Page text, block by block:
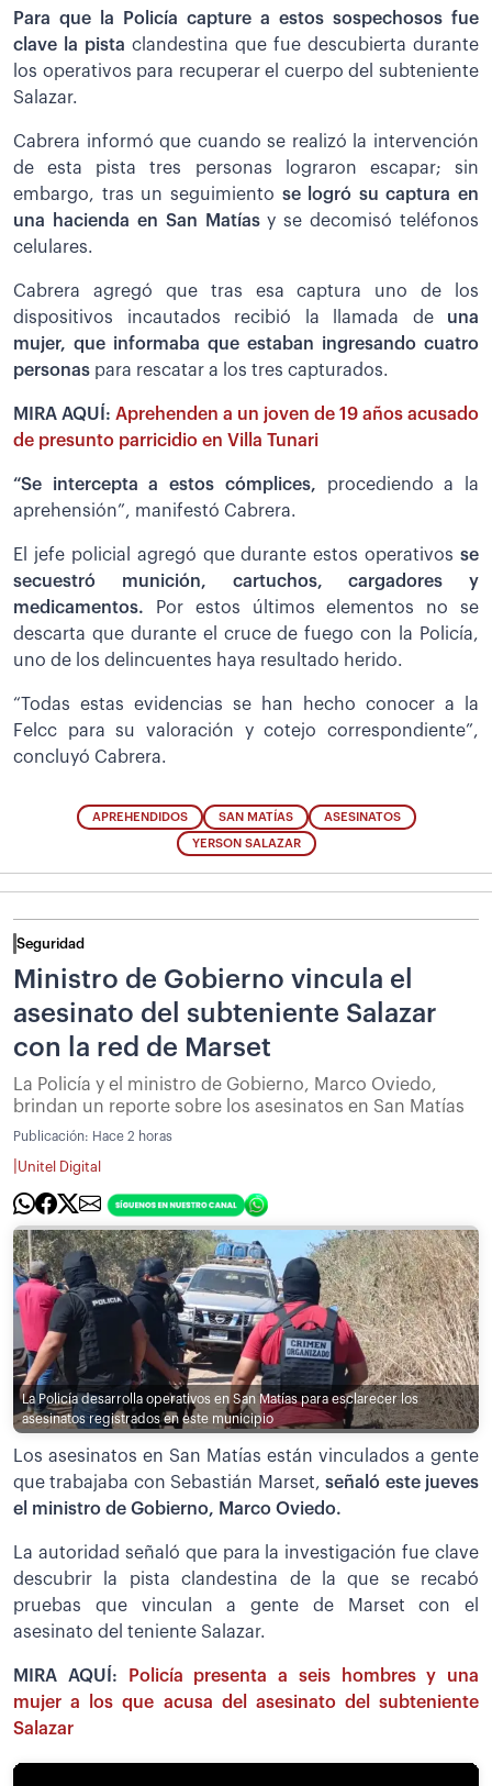
Para que la Policía capture a estos sospechosos fue
clave la pista clandestina que fue descubierta durante
los operativos para recuperar el cuerpo del subteniente
Salazar.
Cabrera informó que cuando se realizó la intervención
de esta pista tres personas lograron escapar; sin
embargo, tras un seguimiento se logró su captura en
una hacienda en San Matíasy se decomisó teléfonos
celulares.
Cabrera agregó que tras esa captura uno de los
dispositivos incautados recibió la llamada deuna
mujer, que informaba que estaban ingresando cuatro
personas para rescatar a los tres capturados.
MIRA AQUÍ: Aprehenden a un joven de 19 años acusado
de presunto parricidio en Villa Tunari
“Se intercepta a estos cómplices, procediendo a la
aprehensión”, manifestó Cabrera.
El jefe policial agregó que durante estos operativos se
secuestró munición, cartuchos, cargadores y
medicamentos. Por estos últimos elementos no se
descarta que durante el cruce de fuego con la Policía,
uno de los delincuentes haya resultado herido.
“Todas estas evidencias se han hecho conocer a la
Felcc para su valoración y cotejo correspondiente”,
concluyó Cabrera.
APREHENDIDOS SAN MATÍAS ASESINATOS
YERSON SALAZAR
Seguridad
Ministro de Gobierno vincula el
asesinato del subteniente Salazar
con la red de Marset
La Policía y el ministro de Gobierno, Marco Oviedo,
brindan un reporte sobre los asesinatos en San Matías
Publicación: Hace 2 horas
Unitel Digital
La Policía desarrolla operativos en San Matías para esclarecer los
asesinatos registrados en este municipio
Los asesinatos en San Matías están vinculados a gente
que trabajaba con Sebastián Marset,señaló este jueves
el ministro de Gobierno, Marco Oviedo.
La autoridad señaló que para la investigación fue clave
descubrir la pista clandestina de la que se recabó
pruebas que vinculan a gente de Marset con el
asesinato del teniente Salazar.
MIRA AQUÍ:
Policía presenta a seis hombres y una
mujer a los que acusa del asesinato del subteniente
Salazar